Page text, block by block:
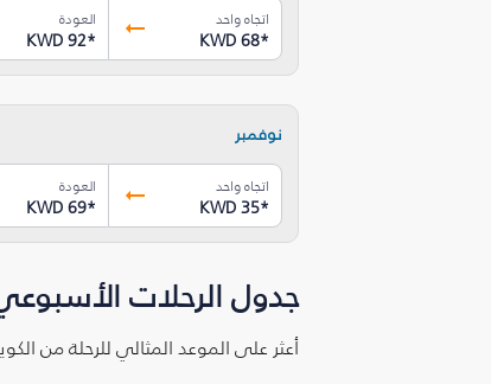
اتجاه واحد
KWD 68*
العودة
KWD 92*
نوفمبر
اتجاه واحد
KWD 35*
العودة
KWD 69*
جدول الرحلات
أعثر على الموعد المثالي للرحلة من